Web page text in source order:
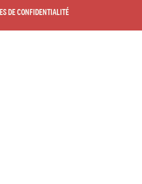
DE CONFIDENTIALITÉ